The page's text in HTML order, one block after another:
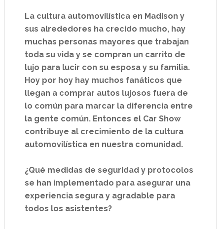
La cultura automovilística en Madison y
sus alrededores ha crecido mucho, hay
muchas personas mayores que trabajan
toda su vida y se compran un carrito de
lujo para lucir con su esposa y su familia.
Hoy por hoy hay muchos fanáticos que
llegan a comprar autos lujosos fuera de
lo común para marcar la diferencia entre
la gente común. Entonces el Car Show
contribuye al crecimiento de la cultura
automovilística en nuestra comunidad.
¿Qué medidas de seguridad y protocolos
se han implementado para asegurar una
experiencia segura y agradable para
todos los asistentes?